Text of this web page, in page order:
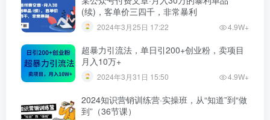
(续)，客单价三四千，非常暴利
2024年3月25日 17:22 4.9W+
超暴力引流法，单日引200+创业粉，卖项目
月入10万+
2024年3月31日 15:50 4.9W+
2024知识营销训练营·实操班，从“知道”到“做
到”（36节课）